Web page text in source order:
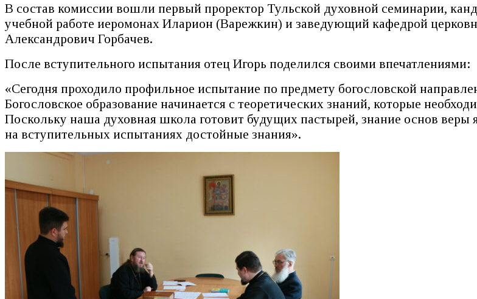
В состав комиссии вошли первый проректор Тульской духовной семинарии,
учебной работе иеромонах Иларион (Варежкин) и заведующий кафедрой
Александрович Горбачев.
После вступительного испытания отец Игорь поделился своими впечатлениями:
«Сегодня проходило профильное испытание по предмету богословской
Богословское образование начинается с теоретических знаний, которые
Поскольку наша духовная школа готовит будущих пастырей, знание основ
на вступительных испытаниях достойные знания».